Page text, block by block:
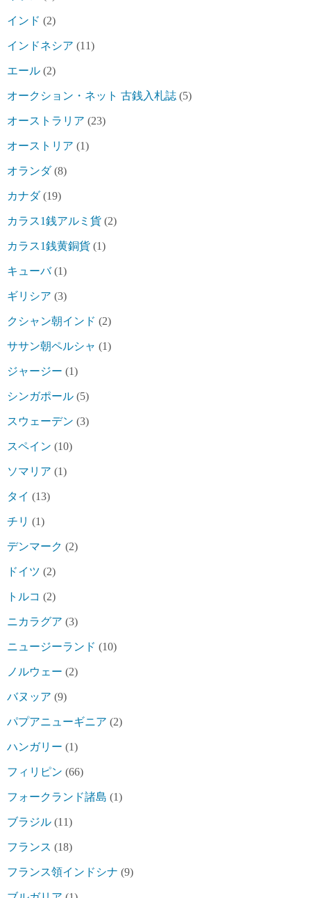
インド (2)
インドネシア (11)
エール (2)
オークション・ネット 古銭入札誌 (5)
オーストラリア (23)
オーストリア (1)
オランダ(8)
カナダ(19)
カラス1銭アルミ貨 (2)
カラス1銭黄銅貨 (1)
キューバ(1)
ギリシア (3)
クシャン朝インド (2)
ササン朝ペルシャ (1)
ジャージー (1)
シンガポール (5)
スウェーデン (3)
スペイン (10)
ソマリア (1)
タイ (13)
チリ (1)
デンマーク (2)
ドイツ (2)
トルコ (2)
ニカラグア (3)
ニュージーランド (10)
ノルウェー (2)
バヌッア (9)
パプアニューギニア (2)
ハンガリー (1)
フィリピン (66)
フォークランド諸島 (1)
ブラジル (11)
フランス (18)
フランス領インドシナ (9)